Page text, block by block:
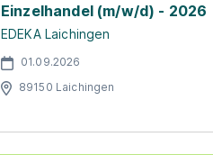
Einzelhandel (m/w/d) - 2026
EDEKA Laichingen
01.09.2026
89150 Laichingen